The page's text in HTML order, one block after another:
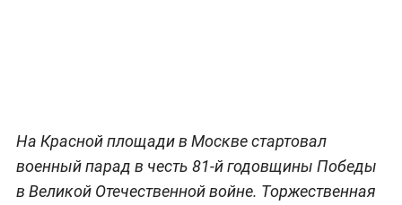
На Красной площади в Москве стартовал
военный парад в честь 81-й годовщины Победы
в Великой Отечественной войне. Торжественная